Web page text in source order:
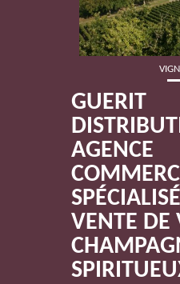
GUERIT
AGENCE
VENTE DE